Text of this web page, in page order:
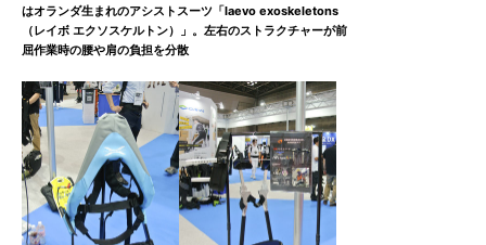
はオランダ生まれのアシストスーツ「laevo exoskeletons
（レイボ エクソスケルトン）」。左右のストラクチャーが前
屈作業時の腰や肩の負担を分散